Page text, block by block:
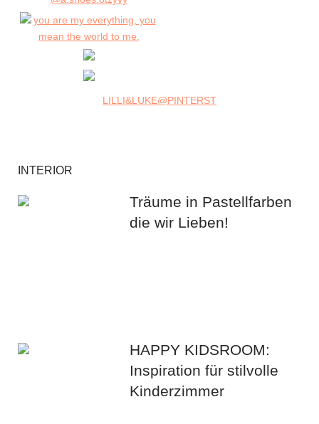
LILLI&LUKE@PINTERST
INTERIOR
Träume in Pastellfarben
die wir Lieben!
HAPPY KIDSROOM:
Inspiration für stilvolle
Kinderzimmer